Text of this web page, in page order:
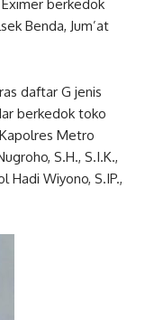
berkedok
Benda, Jum’at
daftar G jenis
berkedok toko
Metro
S.H., S.I.K.,
Hadi Wiyono, S.IP.,